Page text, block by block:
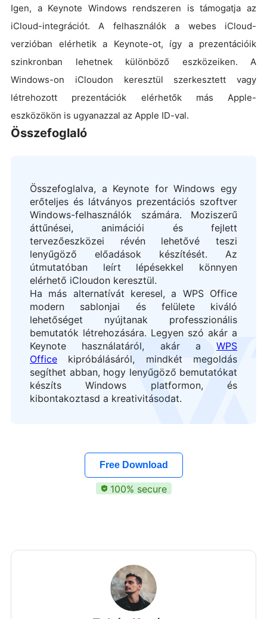
Igen, a Keynote Windows rendszeren is támogatja az
iCloud-integrációt. A felhasználók a webes iCloud-
verzióban elérhetik a Keynote-ot, így a prezentációik
szinkronban lehetnek különböző eszközeiken. A
Windows-on iCloudon keresztül szerkesztett vagy
létrehozott prezentációk elérhetők más Apple-
eszközökön is ugyanazzal az Apple ID-val.
Összefoglaló
Összefoglalva, a Keynote for Windows egy
erőteljes és látványos prezentációs szoftver
Windows-felhasználók számára. Moziszerű
áttűnései, animációi és fejlett
tervezőeszközei révén lehetővé teszi
lenyűgöző előadások készítését. Az
útmutatóban leírt lépésekkel könnyen
elérhető iCloudon keresztül.
Ha más alternatívát keresel, a WPS Office
modern sablonjai és felülete kiváló
lehetőséget nyújtanak professzionális
bemutatók létrehozására. Legyen szó akár a
Keynote használatáról, akár a WPS
Office kipróbálásáról, mindkét megoldás
segíthet abban, hogy lenyűgöző bemutatókat
készíts Windows platformon, és
kibontakoztasd a kreativitásodat.
Free Download
100% secure